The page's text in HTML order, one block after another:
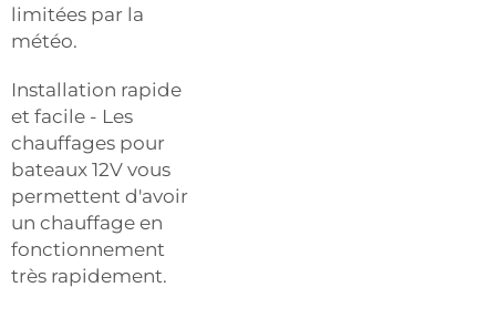
limitées par la
météo.
Installation rapide
et facile - Les
chauffages pour
bateaux 12V vous
permettent d'avoir
un chauffage en
fonctionnement
très rapidement.